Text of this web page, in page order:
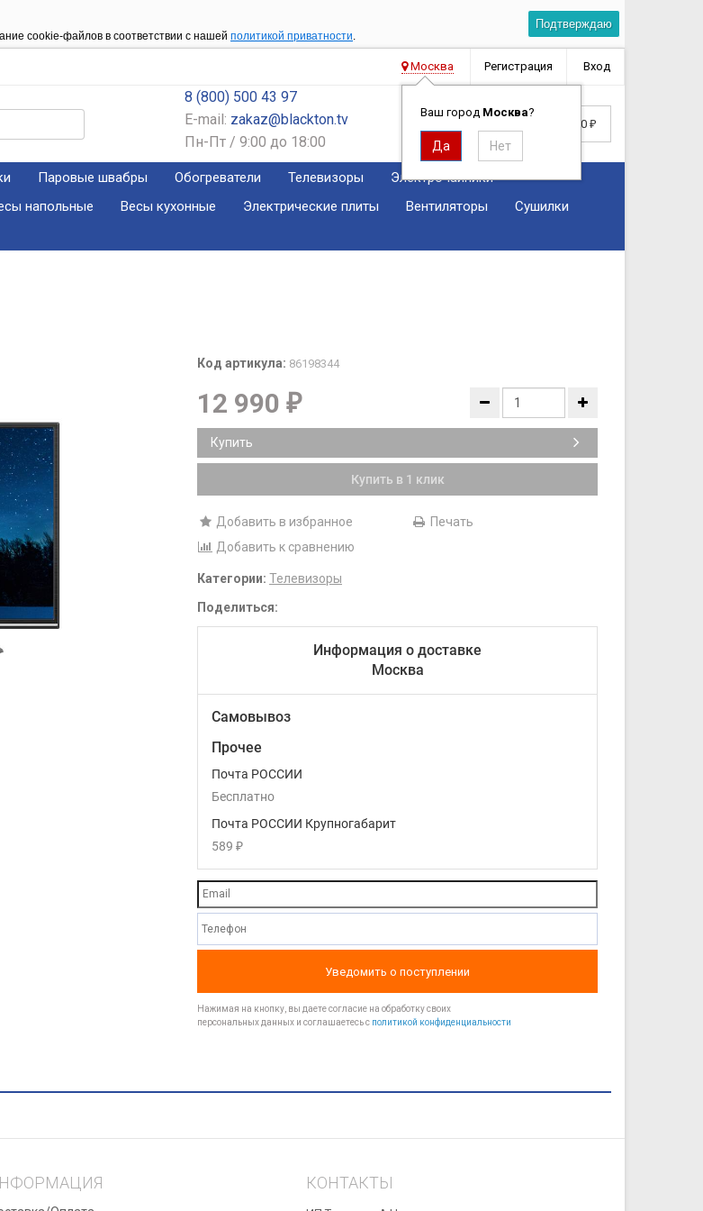
cookie-файлов в соответствии с нашей политикой приватности.
Подтверждаю
Москва
Ваш город Москва?
Регистрация Вход
8 (800) 500 43 97
E-mail: zakaz@blackton.tv
Пн-Пт / 9:00 до 18:00
0 ₽
Паровые швабры Обогреватели Телевизоры
Электрочайники
напольные Весы кухонные Электрические плиты Вентиляторы
Сушилки
Код артикула: 86198344
12 990 ₽
Купить
Купить в 1 клик
Добавить в избранное
Печать
Добавить к сравнению
Категории: Телевизоры
Поделиться:
Информация о доставке
Москва
Самовывоз
Прочее
Почта РОССИИ
Бесплатно
Почта РОССИИ Крупногабарит
589 ₽
Уведомить о поступлении
Нажимая на кнопку, вы даете согласие на обработку своих
персональных данных и соглашаетесь с политикой конфиденциальности
КОНТАКТЫ